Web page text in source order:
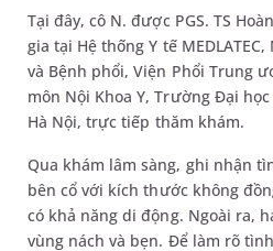
Tại đây, cô N. được PGS. TS
gia tại Hệ thống Y tế
và Bệnh phổi, Viện Phổi Trung
môn Nội Khoa Y, Trường Đại
Hà Nội, trực tiếp thăm khám.
Qua khám lâm sàng, ghi nhận
bên cổ với kích thước không
có khả năng di động. Ngoài ra,
vùng nách và bẹn. Để làm rõ